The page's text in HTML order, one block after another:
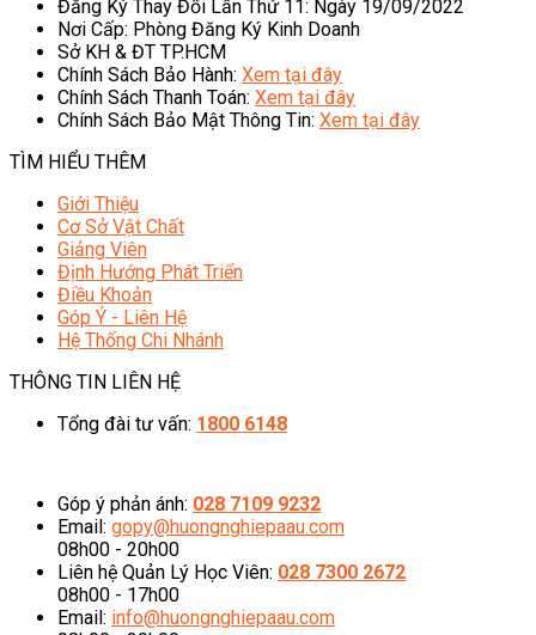
Đăng Ký Thay Đổi Lần Thứ 11: Ngày 19/09/2022
Nơi Cấp: Phòng Đăng Ký Kinh Doanh
Sở KH & ĐT TP.HCM
Chính Sách Bảo Hành: Xem tại đây
Chính Sách Thanh Toán: Xem tại đây
Chính Sách Bảo Mật Thông Tin: Xem tại đây
TÌM HIỂU THÊM
Giới Thiệu
Cơ Sở Vật Chất
Giảng Viên
Định Hướng Phát Triển
Điều Khoản
Góp Ý - Liên Hệ
Hệ Thống Chi Nhánh
THÔNG TIN LIÊN HỆ
Tổng đài tư vấn: 1800 6148
Góp ý phản ánh: 028 7109 9232
Email: gopy@huongnghiepaau.com
08h00 - 20h00
Liên hệ Quản Lý Học Viên: 028 7300 2672
08h00 - 17h00
Email: info@huongnghiepaau.com